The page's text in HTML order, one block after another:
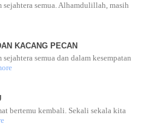
sejahtera semua. Alhamdulillah, masih
KACANG PECAN
semua dan dalam kesempatan
bertemu kembali. Sekali sekala kita